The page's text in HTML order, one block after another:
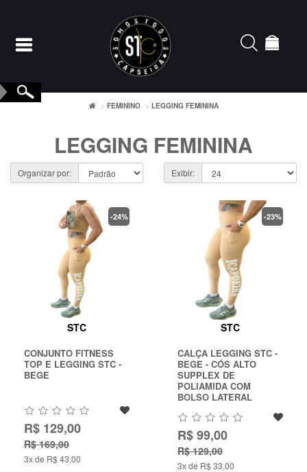
Cadastrar
ACESSÓRIOS
CAMISETERIA
MASCULINO
MOLETONS
INFANTIL
OFERTAS
FEMININO LEGGING FEMININA
LEGGING FEMININA
Organizar por: Exibir:
STC
CONJUNTO FITNESS
TOP E LEGGING STC -
BEGE
-24%
R$ 129,00
R$ 169,00
3x de R$ 43,00
STC
CALÇA LEGGING STC -
BEGE - CÓS ALTO
SUPPLEX DE
POLIAMIDA COM
BOLSO LATERAL
-23%
R$ 99,00
R$ 129,00
3x de R$ 33,00